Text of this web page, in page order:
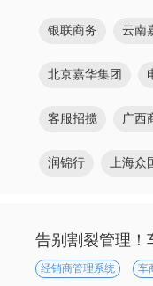
银联商务 云南
北京嘉华集团
客服招揽 广西
润锦行 上海众
告别割裂管理！
经销商管理系统 车